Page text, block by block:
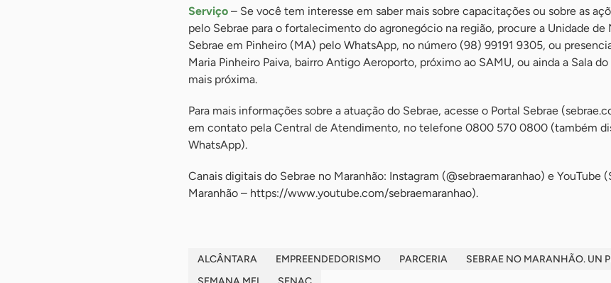
Serviço – Se você tem interesse em saber mais sobre capacitações ou sobre as
pelo Sebrae para o fortalecimento do agronegócio na região, procure a Unidade de
Sebrae em Pinheiro (MA) pelo WhatsApp, no número (98) 99191 9305, ou
Maria Pinheiro Paiva, bairro Antigo Aeroporto, próximo ao SAMU, ou ainda a Sala
mais próxima.
Para mais informações sobre a atuação do Sebrae, acesse o Portal Sebrae
em contato pela Central de Atendimento, no telefone 0800 570 0800 (também
WhatsApp).
Canais digitais do Sebrae no Maranhão: Instagram (@sebraemaranhao) e YouTube
Maranhão – https://www.youtube.com/sebraemaranhao).
ALCÂNTARA EMPREENDEDORISMO PARCERIA
SEBRAE NO MARANHÃO. UN